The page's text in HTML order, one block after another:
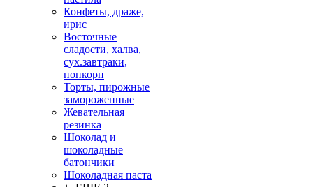
Конфеты, драже,
ирис
Восточные
сладости, халва,
сух.завтраки,
попкорн
Торты, пирожные
замороженные
Жевательная
резинка
Шоколад и
шоколадные
батончики
Шоколадная паста